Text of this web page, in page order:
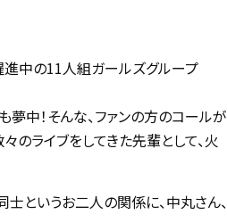
進中の11人組ガールズグループ
中！そんな、ファンの方のコールが
のライブをしてきた先輩として、火
というお二人の関係に、中丸さん、